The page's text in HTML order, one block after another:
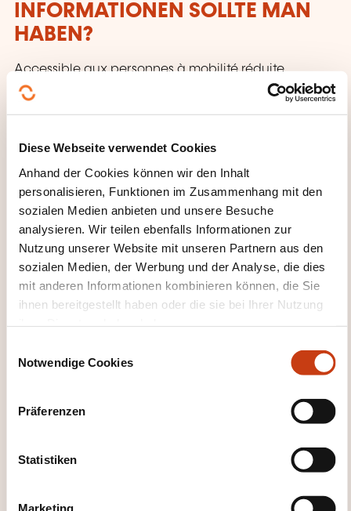
Diese Webseite verwendet Cookies
Anhand der Cookies können wir den Inhalt
personalisieren, Funktionen im Zusammenhang mit den
sozialen Medien anbieten und unsere Besuche
analysieren. Wir teilen ebenfalls Informationen zur
Nutzung unserer Website mit unseren Partnern aus den
sozialen Medien, der Werbung und der Analyse, die dies
mit anderen Informationen kombinieren können, die Sie
ihnen bereitgestellt haben oder die sie bei Ihrer Nutzung
Notwendige Cookies
Präferenzen
Statistiken
Marketing
INFORMATIONEN SOLLTE MAN
HABEN?
Accessible aux personnes à mobilité réduite
CECRL - STUFE A2: WORÜBER
Jeder, der dieses Niveau erreicht hat:
Kann Sätze und häufig gebrauchte Ausdrücke
verstehen, die mit Bereichen von ganz
unmittelbarer Bedeutung zusammenhängen
(z. B. Informationen
zur Person und zur Familie, Einkaufen, Arbeit,
nähere Umgebung). Kann sich in einfachen,
in denen es um einen einfachen und direkten
und geläufige Dinge geht. Kann mit einfachen
Mitteln die eigene Herkunft und Ausbildung, die
Zusammenhang mit unmittelbaren Bedürfnissen